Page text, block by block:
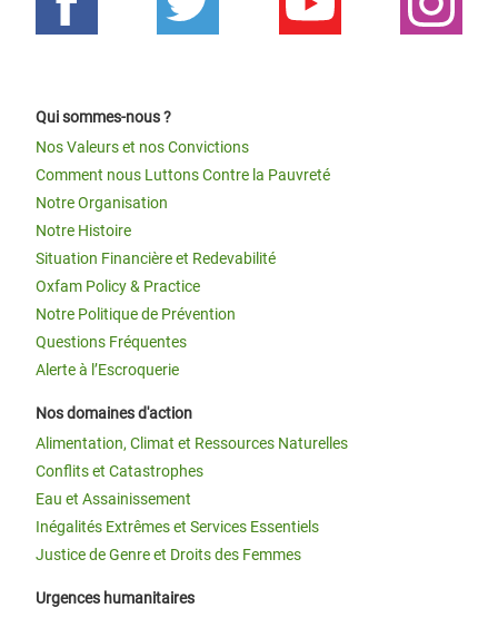
Qui sommes-nous ?
Nos Valeurs et nos Convictions
Comment nous Luttons Contre la Pauvreté
Notre Organisation
Notre Histoire
Situation Financière et Redevabilité
Oxfam Policy & Practice
Notre Politique de Prévention
Questions Fréquentes
Alerte à l’Escroquerie
Nos domaines d'action
Alimentation, Climat et Ressources Naturelles
Conflits et Catastrophes
Eau et Assainissement
Inégalités Extrêmes et Services Essentiels
Justice de Genre et Droits des Femmes
Urgences humanitaires